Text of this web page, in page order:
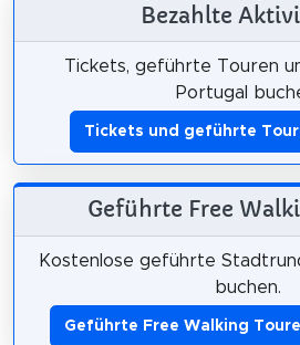
Bezahlte
Tickets, geführte Touren
Portugal
Tickets und geführte
Geführte Free
Kostenlose geführte
buchen.
Geführte Free Walking